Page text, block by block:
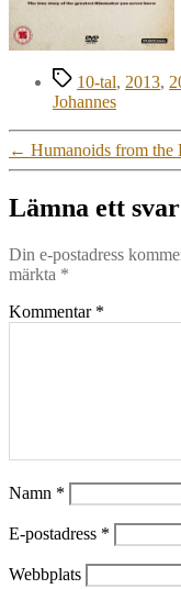
Etiketter
10-tal, 2013,
Johannes
← Humanoids from the
Lämna ett svar
Din e-postadress
märkta *
Kommentar *
Namn *
E-postadress *
Webbplats